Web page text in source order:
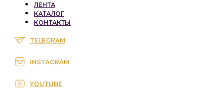
ЛЕНТА
КАТАЛОГ
КОНТАКТЫ
TELEGRAM
INSTAGRAM
YOUTUBE